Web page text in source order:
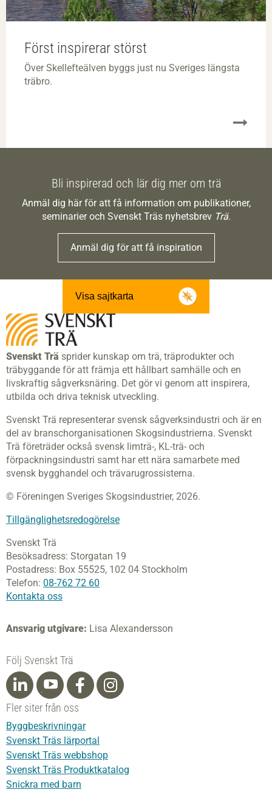
Först inspirerar störst
Över Skellefteälven byggs just nu Sveriges längsta
träbro.
Bli inspirerad och lär dig mer om trä
Anmäl dig här för att få information om publikationer,
seminarier och Svenskt Träs nyhetsbrev Trä.
Anmäl dig för att få inspiration
Visa sajtkarta
Svenskt Trä sprider kunskap om trä, träprodukter och
träbyggande för att främja ett hållbart samhälle och en
livskraftig sågverksnäring. Det gör vi genom att inspirera,
utbilda och driva teknisk utveckling.
Svenskt Trä representerar svensk sågverksindustri och är en
del av branschorganisationen Skogsindustrierna. Svenskt
Trä företräder också svensk limträ-, KL-trä- och
förpackningsindustri samt har ett nära samarbete med
svensk bygghandel och trävarugrossisterna.
© Föreningen Sveriges Skogsindustrier, 2026.
Tillgänglighetsredogörelse
Svenskt Trä
Besöksadress: Storgatan 19
Postadress: Box 55525, 102 04 Stockholm
Telefon: 08-762 72 60
Kontakta oss
Ansvarig utgivare: Lisa Alexandersson
Följ Svenskt Trä
Fler siter från oss
Byggbeskrivningar
Svenskt Träs lärportal
Svenskt Träs webbshop
Svenskt Träs Produktkatalog
Snickra med barn